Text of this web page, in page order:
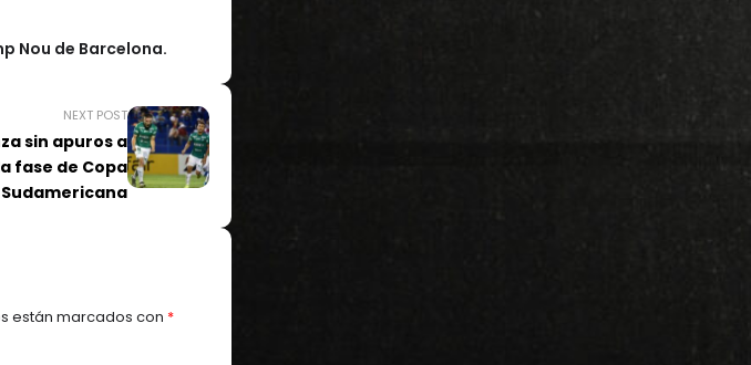
Nou de Barcelona.
NEXT POST
sin apuros a
fase de Copa
Sudamericana
están marcados con *